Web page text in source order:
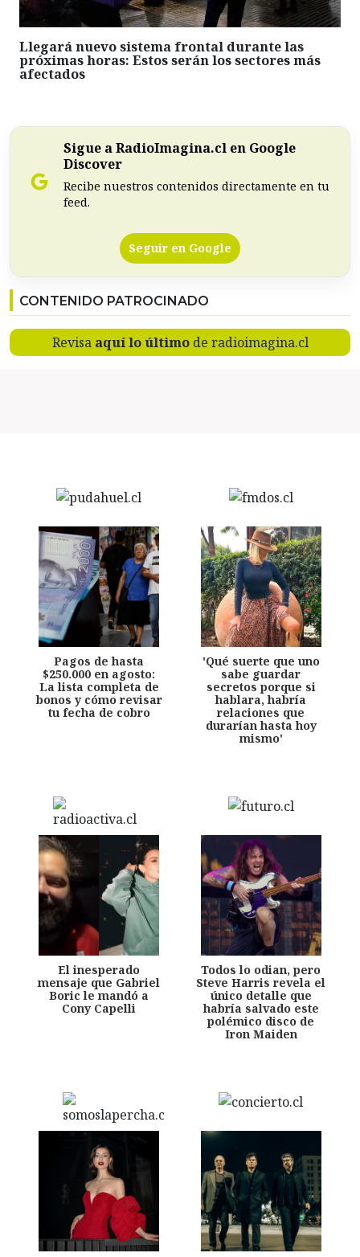
Llegará nuevo sistema frontal durante las
próximas horas: Estos serán los sectores más
afectados
Sigue a RadioImagina.cl en Google
Discover
Recibe nuestros contenidos directamente en tu
feed.
Seguir en Google
CONTENIDO PATROCINADO
Revisa aquí lo últimode radioimagina.cl
Pagos de hasta
$250.000 en agosto:
La lista completa de
bonos y cómo revisar
tu fecha de cobro
'Qué suerte que uno
sabe guardar
secretos porque si
hablara, habría
relaciones que
durarían hasta hoy
mismo'
El inesperado
mensaje que Gabriel
Boric le mandó a
Cony Capelli
Todos lo odian, pero
Steve Harris revela el
único detalle que
habría salvado este
polémico disco de
Iron Maiden